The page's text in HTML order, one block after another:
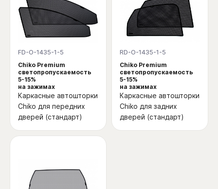
FD-O-1435-1-5
Chiko Premium
светопропускаемость
5-15%
на зажимах
Каркасные автошторки
Chiko для передних
дверей (стандарт)
RD-O-1435-1-5
Chiko Premium
светопропускаемость
5-15%
на зажимах
Каркасные автошторки
Chiko для задних
дверей (стандарт)